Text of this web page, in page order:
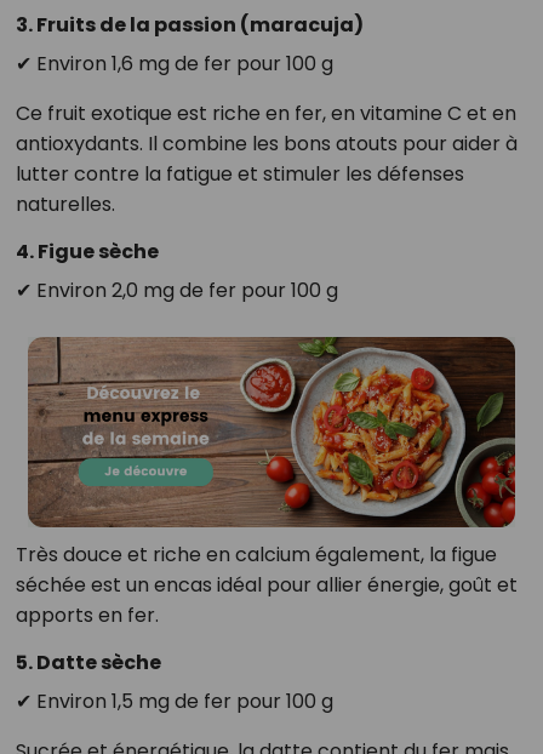
3. Fruits de la passion (maracuja)
✔ Environ 1,6 mg de fer pour 100 g
Ce fruit exotique est riche en fer, en vitamine C et en
antioxydants. Il combine les bons atouts pour aider à
lutter contre la fatigue et stimuler les défenses
naturelles.
4. Figue sèche
✔ Environ 2,0 mg de fer pour 100 g
Très douce et riche en calcium également, la figue
séchée est un encas idéal pour allier énergie, goût et
apports en fer.
5. Datte sèche
✔ Environ 1,5 mg de fer pour 100 g